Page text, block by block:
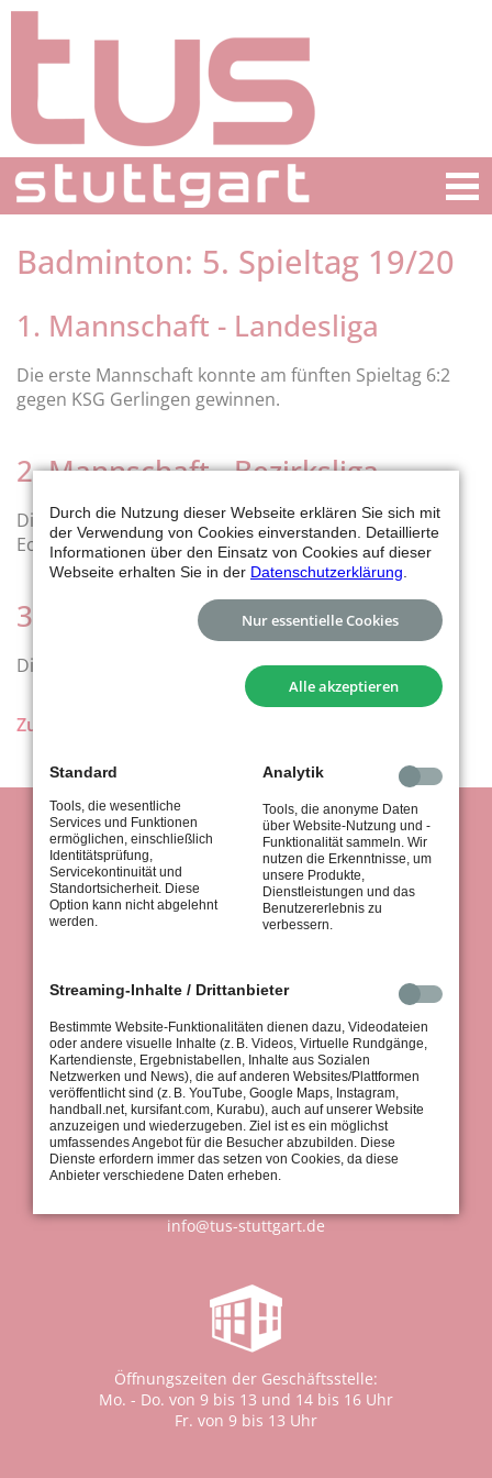
Badminton: 5. Spieltag 19/20
1. Mannschaft - Landesliga
Die erste Mannschaft konnte am fünften Spieltag 6:2
gegen KSG Gerlingen gewinnen.
2. Mannschaft - Bezirksliga
Die zweite Mannschaft hat 8:0 gewonnen, da TV
Echterdingen nicht antreten konnte.
3. Mannschaft - Kreisliga
Die 3. Mannschaft hat gegen Hemmingen 5:3 gespielt.
Zurück
70597 Stuttgart
Geschäftsstelle:
Tel.: 0711 / 97 661-0
info@tus-stuttgart.de
Öffnungszeiten der Geschäftsstelle:
Mo. - Do. von 9 bis 13 und 14 bis 16 Uhr
Fr. von 9 bis 13 Uhr
Durch die Nutzung dieser Webseite erklären Sie sich mit
der Verwendung von Cookies einverstanden. Detaillierte
Informationen über den Einsatz von Cookies auf dieser
Webseite erhalten Sie in der Datenschutzerklärung
Nur essentielle Cookies
Alle akzeptieren
Standard
Tools, die wesentliche
Services und Funktionen
ermöglichen, einschließlich
Identitätsprüfung,
Servicekontinuität und
Standortsicherheit. Diese
Option kann nicht abgelehnt
werden.
Analytik
Tools, die anonyme Daten
über Website-Nutzung und -
Funktionalität sammeln. Wir
nutzen die Erkenntnisse, um
unsere Produkte,
Dienstleistungen und das
Benutzererlebnis zu
verbessern.
Streaming-Inhalte / Drittanbieter
Bestimmte Website-Funktionalitäten dienen dazu, Videodateien
oder andere visuelle Inhalte (z. B. Videos, Virtuelle Rundgänge,
Kartendienste, Ergebnistabellen, Inhalte aus Sozialen
Netzwerken und News), die auf anderen Websites/Plattformen
veröffentlicht sind (z. B. YouTube, Google Maps, Instagram,
handball.net, kursifant.com, Kurabu), auch auf unserer Website
anzuzeigen und wiederzugeben. Ziel ist es ein möglichst
umfassendes Angebot für die Besucher abzubilden. Diese
Dienste erfordern immer das setzen von Cookies, da diese
Anbieter verschiedene Daten erheben.